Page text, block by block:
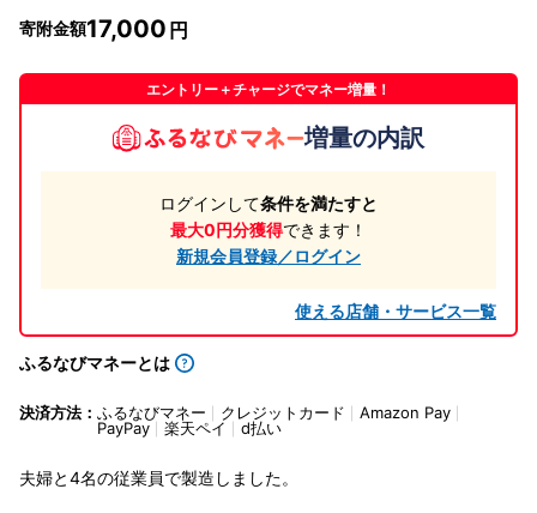
寄附金額17,000
エントリー＋チャージでマネー増量！
増量の内訳
ログインして条件を満たすと
最大0円分獲得できます！
新規会員登録／ログイン
使える店舗・サービス一覧
ふるなびマネーとは
決済方法： ふるなびマネー クレジットカード
Amazon Pay
PayPay
楽天ペイ d払い
夫婦と4名の従業員で製造しました。